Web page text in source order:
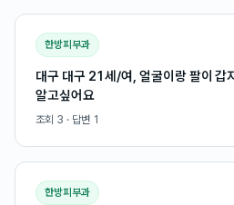
한방피부과
대구 대구 21세/여, 얼굴이랑 팔이 갑
알고싶어요
조회 3 · 답변 1
한방피부과